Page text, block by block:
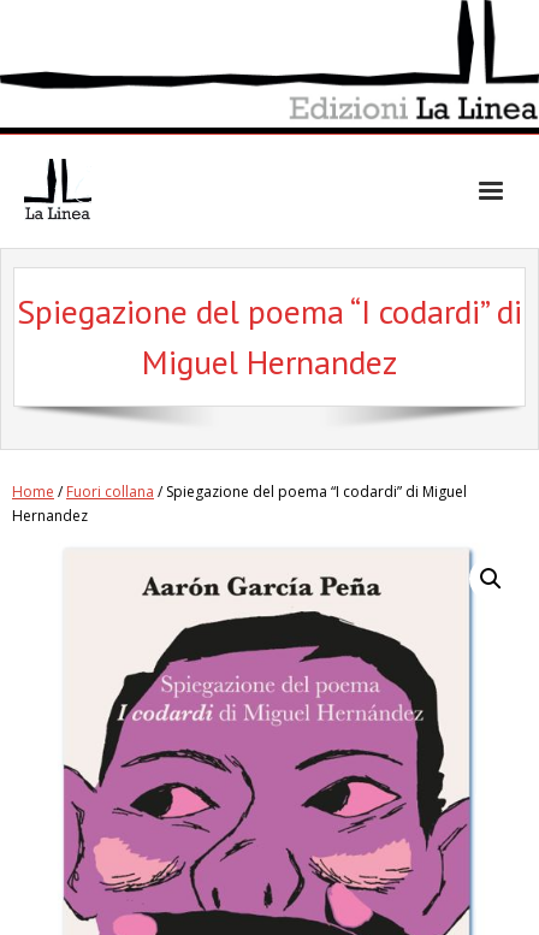
Spiegazione del poema “I codardi” di
Miguel Hernandez
Home /Fuori collana / Spiegazione del poema “I codardi” di Miguel
Hernandez